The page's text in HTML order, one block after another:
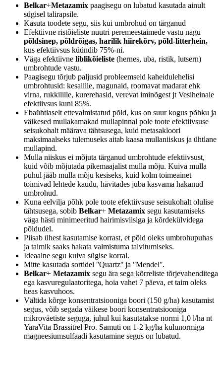
Belkar+Metazamix paagisegu on lubatud kasutada ainult
sügisel talirapsile.
Kasuta toodete segu, siis kui umbrohud on tärganud
Efektiivne ristõieliste nuutri peremeestaimede vastu nagu
põldsinep, põldrõigas, harilik hiirekõrv, põld-litterhein,
kus efektiivsus küündib 75%-ni.
Väga efektiivne liblikõieliste (hernes, uba, ristik, lutsern)
umbrohtude vastu.
Paagisegu tõrjub paljusid probleemseid kaheidulehelisi
umbrohtusid: kesalille, magunaid, roomavat madarat ehk
virna, rukkilille, kurerehasid, verevat iminõgest jt Vesiheinale
efektiivsus kuni 85%.
Ebaühtlaselt ettevalmistatud põld, kus on suur kogus põhku ja
väikesed mullakamakad mullapinnal pole toote efektiivsuse
seisukohalt määrava tähtsusega, kuid metasakloori
maksimaalseks tulemuseks aitab kaasa mullaniiskus ja ühtlane
mullapind.
Mulla niiskus ei mõjuta tärganud umbrohtude efektiivsust,
kuid võib mõjutada pikemaajalist mulla mõju. Kuiva mulla
puhul jääb mulla mõju kesiseks, kuid kolm toimeainet
toimivad lehtede kaudu, hävitades juba kasvama hakanud
umbrohud.
Kuna eelvilja põhk pole toote efektiivsuse seisukohalt olulise
tähtsusega, sobib Belkar+ Metazamix segu kasutamiseks
väga hästi minimeeritud hairimisviisiga ja kõrdekülvidega
põldudel.
Piisab ühest kasutamise korrast, et põld oleks umbrohupuhas
ja taimik saaks hakata valmistuma talvitumiseks.
Ideaalne segu kuiva sügise korral.
Mitte kasutada sortidel ʺQuartzʺ ja ʺMendelʺ.
Belkar+ Metazamix segu ära sega kõrreliste tõrjevahenditega
ega kasvuregulaatoritega, hoia vahet 7 päeva, et taim oleks
heas kasvuhoos.
Vältida kõrge konsentratsiooniga boori (150 g/ha) kasutamist
segus, võib segada väikese boori konsentratsiooniga
mikroväetiste seguga, juhul kui kasutatakse normi 1,0 l/ha nt
YaraVita Brassitrel Pro. Samuti on 1-2 kg/ha kulunormiga
magneesiumsulfaadi kasutamine segus on lubatud.